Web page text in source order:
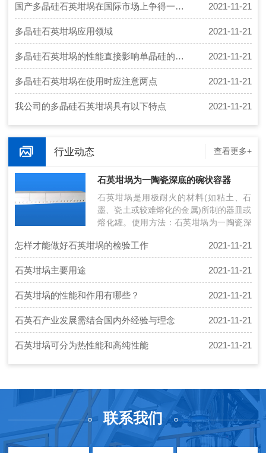
石…
国产多晶硅石英坩埚在国际市场上争得一席之地 2021-11-21
多晶硅石英坩埚应用领域 2021-11-21
多晶硅石英坩埚的性能直接影响单晶硅的成晶率 2021-11-21
多晶硅石英坩埚在使用时应注意两点 2021-11-21
我公司的多晶硅石英坩埚具有以下特点 2021-11-21
行业动态 查看更多+
石英坩埚为一陶瓷深底的碗状容器
石英坩埚是用极耐火的材料(如粘土、石
墨、瓷土或较难熔化的金属)所制的器皿或
熔化罐。使用方法：石英坩埚为一陶瓷深
时，…
怎样才能做好石英坩埚的检验工作 2021-11-21
石英坩埚主要用途 2021-11-21
石英坩埚的性能和作用有哪些？ 2021-11-21
石英石产业发展需结合国内外经验与理念 2021-11-21
石英坩埚可分为热性能和高纯性能 2021-11-21
联系我们